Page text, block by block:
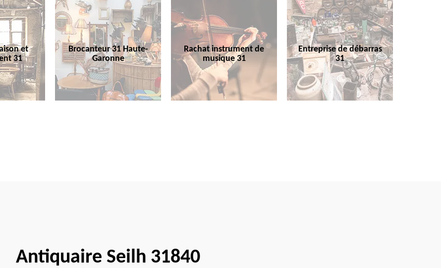
et
31
Brocanteur 31 Haute-
Garonne
Rachat instrument de
musique 31
Entreprise de débarras
31
Antiquaire Seilh 31840